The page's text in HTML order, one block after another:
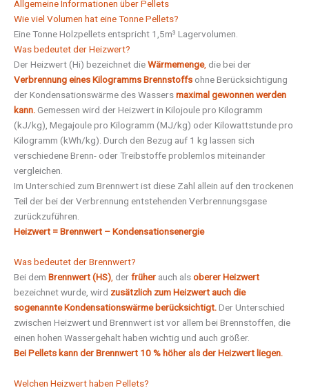
Allgemeine Informationen über Pellets
Wie viel Volumen hat eine Tonne Pellets?
Eine Tonne Holzpellets entspricht 1,5m³ Lagervolumen.
Was bedeutet der Heizwert?
Der Heizwert (Hi) bezeichnet dieWärmemenge, die bei der
Verbrennung eines Kilogramms Brennstoffs ohne Berücksichtigung
der Kondensationswärme des Wassersmaximal gewonnen werden
kann.Gemessen wird der Heizwert in Kilojoule pro Kilogramm
(kJ/kg), Megajoule pro Kilogramm (MJ/kg) oder Kilowattstunde pro
Kilogramm (kWh/kg). Durch den Bezug auf 1 kg lassen sich
verschiedene Brenn- oder Treibstoffe problemlos miteinander
vergleichen.
Im Unterschied zum Brennwert ist diese Zahl allein auf den trockenen
Teil der bei der Verbrennung entstehenden Verbrennungsgase
zurückzuführen.
Heizwert = Brennwert – Kondensationsenergie
Was bedeutet der Brennwert?
Bei dem Brennwert (HS) derfrüher auch alsoberer Heizwert
bezeichnet wurde, wird zusätzlich zum Heizwert auch die
sogenannte Kondensationswärme berücksichtigt.Der Unterschied
zwischen Heizwert und Brennwert ist vor allem bei Brennstoffen, die
einen hohen Wassergehalt haben wichtig und auch größer.
Bei Pellets kann der Brennwert 10 % höher als der Heizwert liegen.
Welchen Heizwert haben Pellets?